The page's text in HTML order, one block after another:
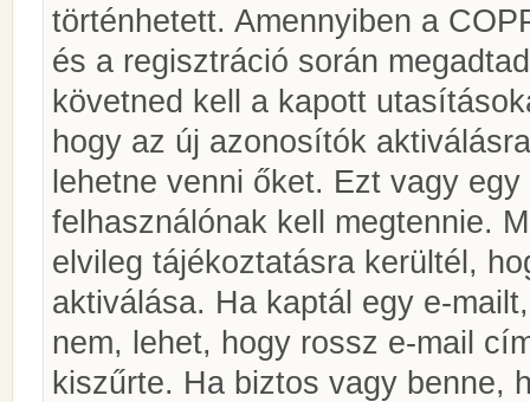
történhetett. Amennyiben a
és a regisztráció során
követned kell a kapott
hogy az új azonosítók
lehetne venni őket. Ezt vagy
felhasználónak kell megtennie.
elvileg tájékoztatásra kerültél,
aktiválása. Ha kaptál egy e-
nem, lehet, hogy rossz e-mail
kiszűrte. Ha biztos vagy benne,